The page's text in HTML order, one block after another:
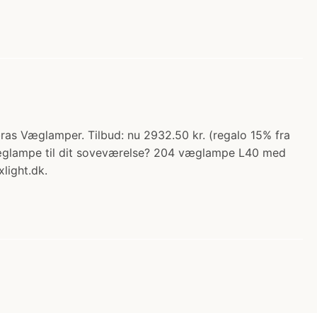
Væglamper. Tilbud: nu 2932.50 kr. (regalo 15% fra
til dit soveværelse? 204 væglampe L40 med